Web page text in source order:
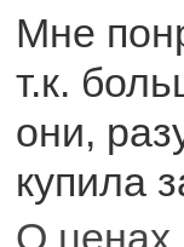
Мне
т.к.
они,
купила
О ценах